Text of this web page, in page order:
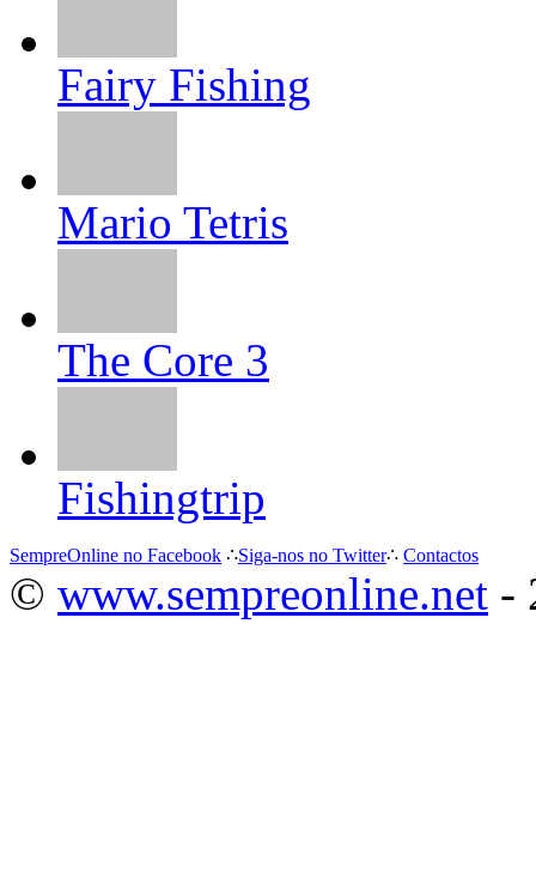
Fairy Fishing
Mario Tetris
The Core 3
Fishingtrip
SempreOnline no Facebook ∴Siga-nos no Twitter∴ Contactos
© www.sempreonline.net -